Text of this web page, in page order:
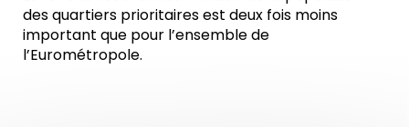
des quartiers prioritaires est deux fois moins
important que pour l’ensemble de
l’Eurométropole.